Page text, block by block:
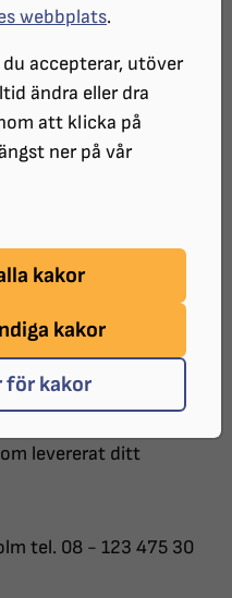
webbplats.
accepterar, utöver
ändra eller dra
att klicka på
ner på vår
kakor
kakor
för kakor
(t.ex.
ring Syncentralen
att vi snabbt ska
ditt hjälpmedel är du
Syncentralen på
hjälpmedel (t.ex.
levererat ditt
tel. 08 - 123 475 30